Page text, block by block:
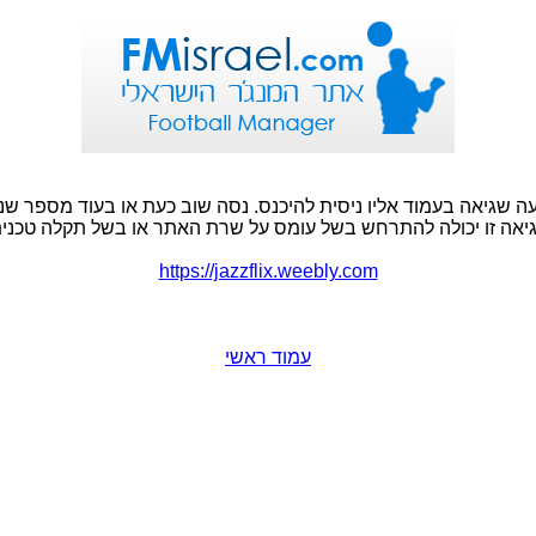
שגיאה בעמוד אליו ניסית להיכנס. נסה שוב כעת או בעוד מספר
זו יכולה להתרחש בשל עומס על שרת האתר או בשל תקלה
https://jazzflix.weebly.com
עמוד ראשי